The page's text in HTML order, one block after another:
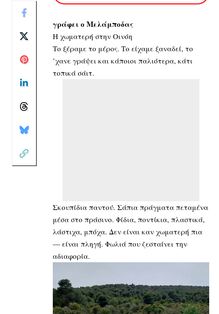
γράφει ο Μελάμποδας
Η χωματερή στην Οινόη
Το ξέραμε το μέρος. Το είχαμε ξαναδεί, το
’χανε γράψει και κάποιοι παλιότερα, κάτι
τοπικά σάιτ.
Σκουπίδια παντού. Σάπια πράγματα πεταμένα
μέσα στο πράσινο. Φίδια, ποντίκια, πλαστικά,
λάστιχα, μπόχα. Δεν είναι καν χωματερή πια
— είναι πληγή. Φωλιά που ζεσταίνει την
αδιαφορία.